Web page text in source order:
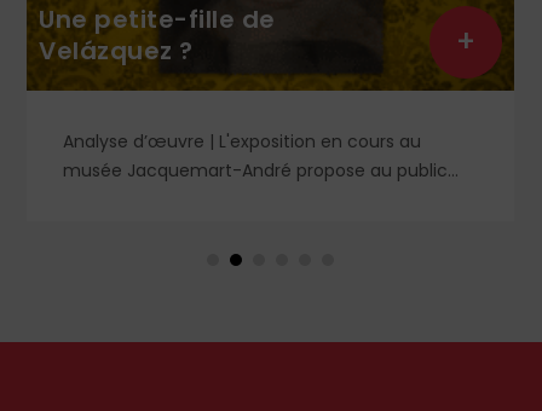
Une petite-fille de
Velázquez ?
Analyse d’œuvre | L'exposition en cours au
musée Jacquemart-André propose au public
dans un style qui tranche avec les ceux qui
+